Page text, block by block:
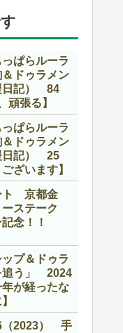
ぱらルーラ
ドゥラメン
日記） 84
頑張る】
ぱらルーラ
ドゥラメン
日記） 25
ざいます】
ト 京都金
ステーク
念！！
ップ＆ドゥラ
追う」 2024
が経ったな
（2023） 手